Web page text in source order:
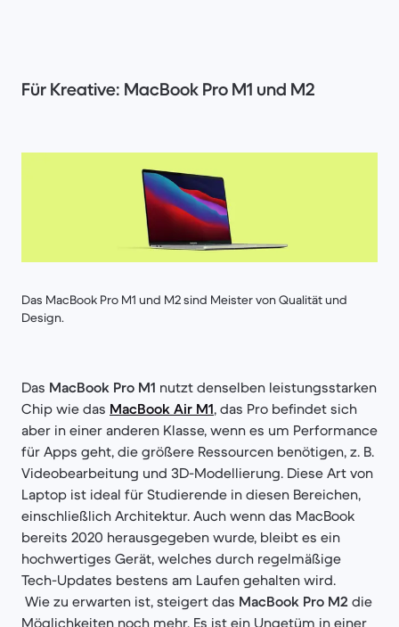
Für Kreative: MacBook Pro M1 und M2
Das MacBook Pro M1 und M2 sind Meister von Qualität und
Design.
Das MacBook Pro M1 nutzt denselben leistungsstarken
Chip wie das MacBook Air M1, das Pro befindet sich
aber in einer anderen Klasse, wenn es um Performance
für Apps geht, die größere Ressourcen benötigen, z. B.
Videobearbeitung und 3D-Modellierung. Diese Art von
Laptop ist ideal für Studierende in diesen Bereichen,
einschließlich Architektur. Auch wenn das MacBook
bereits 2020 herausgegeben wurde, bleibt es ein
hochwertiges Gerät, welches durch regelmäßige
Tech-Updates bestens am Laufen gehalten wird.
Wie zu erwarten ist, steigert das MacBook Pro M2 die
Möglichkeiten noch mehr. Es ist ein Ungetüm in einer